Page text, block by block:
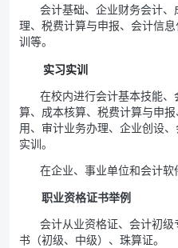
会计基础、企业财务会计
理、税费计算与申报、会计信
训等。
实习实训
在校内进行会计基本技能
算、成本核算、税费计算与申
用、审计业务办理、企业创设
实训。
在企业、事业单位和会计软
职业资格证书举例
会计从业资格证、会计初
书（初级、中级）、珠算证。